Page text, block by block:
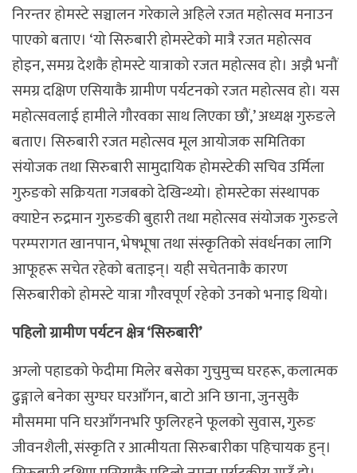
निरन्तर होमस्टे सञ्चालन गरेकाले अहिले रजत महोत्सव मनाउन
पाएको बताए। ‘यो सिरुबारी होमस्टेको मात्रै रजत महोत्सव
होइन, समग्र देशकै होमस्टे यात्राको रजत महोत्सव हो। अझै भनौं
समग्र दक्षिण एसियाकै ग्रामीण पर्यटनको रजत महोत्सव हो। यस
महोत्सवलाई हामीले गौरवका साथ लिएका छौं,’ अध्यक्ष गुरुङले
बताए। सिरुबारी रजत महोत्सव मूल आयोजक समितिका
संयोजक तथा सिरुबारी सामुदायिक होमस्टेकी सचिव उर्मिला
गुरुङको सक्रियता गजबको देखिन्थ्यो। होमस्टेका संस्थापक
क्याप्टेन रुद्रमान गुरुङकी बुहारी तथा महोत्सव संयोजक गुरुङले
परम्परागत खानपान, भेषभूषा तथा संस्कृतिको संवर्धनका लागि
आफूहरू सचेत रहेको बताइन्। यही सचेतनाकै कारण
सिरुबारीको होमस्टे यात्रा गौरवपूर्ण रहेको उनको भनाइ थियो।
पहिलो ग्रामीण पर्यटन क्षेत्र ‘सिरुबारी’
अग्लो पहाडको फेदीमा मिलेर बसेका गुचुमुच्च घरहरू, कलात्मक
ढुङ्गाले बनेका सुग्घर घरआँगन, बाटो अनि छाना, जुनसुकै
मौसममा पनि घरआँगनभरि फुलिरहने फूलको सुवास, गुरुङ
जीवनशैली, संस्कृति र आत्मीयता सिरुबारीका पहिचायक हुन्।